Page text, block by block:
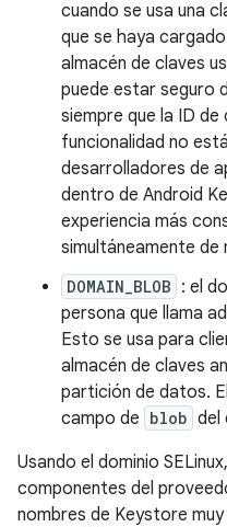
cuando se usa una
que se haya
almacén de claves
puede estar seguro
siempre que la ID
funcionalidad no
desarrolladores de
dentro de Android
experiencia más
simultáneamente de
DOMAIN_BLOB : el
persona que llama
Esto se usa para
almacén de claves
partición de datos.
campo de blob del
Usando el dominio
componentes del
nombres de Keystore